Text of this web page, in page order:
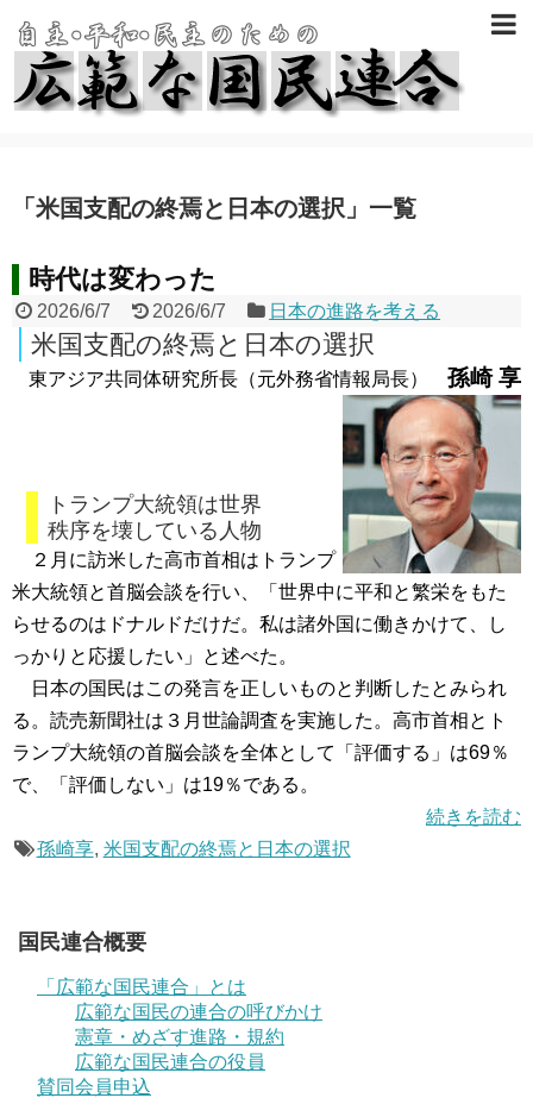
「 米国支配の終焉と日本の選択 」 一覧
時代は変わった
2026/6/7 2026/6/7 日本の進路を考える
米国支配の終焉と日本の選択
東アジア共同体研究所長（元外務省情報局長） 孫崎 享
トランプ大統領は世界
秩序を壊している人物
２月に訪米した高市首相はトランプ
米大統領と首脳会談を行い、「世界中に平和と繁栄をもた
らせるのはドナルドだけだ。私は諸外国に働きかけて、し
っかりと応援したい」と述べた。
日本の国民はこの発言を正しいものと判断したとみられ
る。読売新聞社は３月世論調査を実施した。高市首相とト
ランプ大統領の首脳会談を全体として「評価する」は69％
で、「評価しない」は19％である。
続きを読む
孫崎享, 米国支配の終焉と日本の選択
国民連合概要
「広範な国民連合」とは
広範な国民の連合の呼びかけ
憲章・めざす進路・規約
広範な国民連合の役員
賛同会員申込